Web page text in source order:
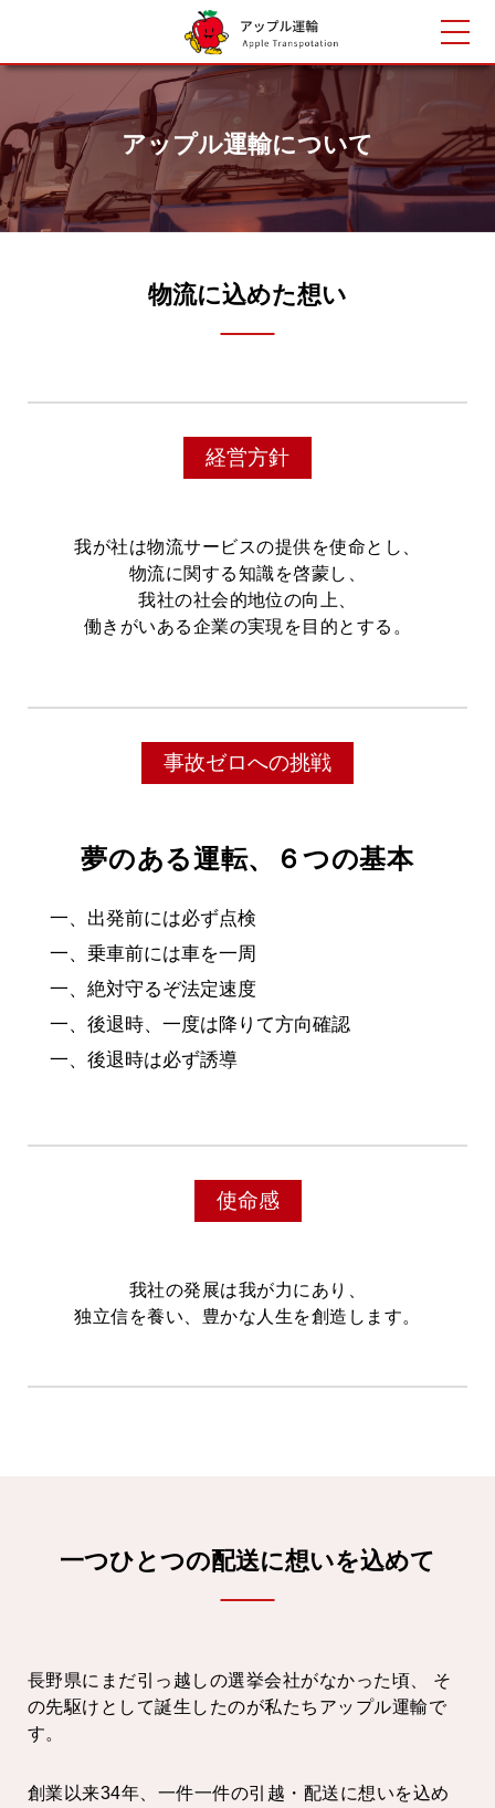
アップル運輸について
物流に込めた想い
経営方針
我が社は物流サービスの提供を使命とし、
物流に関する知識を啓蒙し、
我社の社会的地位の向上、
働きがいある企業の実現を目的とする。
事故ゼロへの挑戦
夢のある運転、６つの基本
一、出発前には必ず点検
一、乗車前には車を一周
一、絶対守るぞ法定速度
一、後退時、一度は降りて方向確認
一、後退時は必ず誘導
使命感
我社の発展は我が力にあり、
独立信を養い、豊かな人生を創造します。
一つひとつの配送に想いを込めて
長野県にまだ引っ越しの選挙会社がなかった頃、
そ
の先駆けとして誕生したのが私たちアップル運輸で
す。
創業以来34年、一件一件の引越・配送に想いを込め